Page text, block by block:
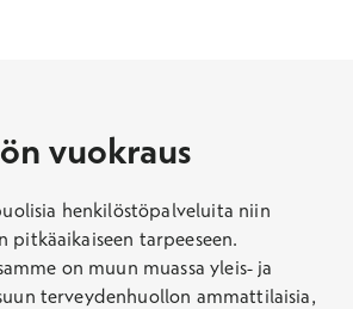
vuokraus
henkilöstöpalveluita niin
pitkäaikaiseen tarpeeseen.
on muun muassa yleis- ja
terveydenhuollon ammattilaisia,